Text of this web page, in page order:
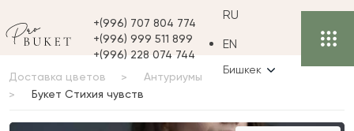
+(996) 707 804 774
+(996) 999 511 899
+(996) 228 074 744
RU
EN
Бишкек
Доставка цветов
Антуриумы
Букет Стихия чувств